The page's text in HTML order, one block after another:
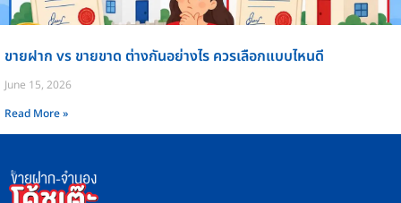
ขายฝาก vs ขายขาด ต่างกันอย่างไร ควรเลือกแบบไหนดี
June 15, 2026
Read More »